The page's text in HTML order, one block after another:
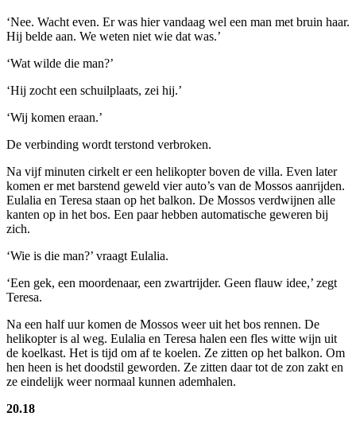
‘Nee. Wacht even. Er was hier vandaag wel een man met bruin haar.
Hij belde aan. We weten niet wie dat was.’
‘Wat wilde die man?’
‘Hij zocht een schuilplaats, zei hij.’
‘Wij komen eraan.’
De verbinding wordt terstond verbroken.
Na vijf minuten cirkelt er een helikopter boven de villa. Even later
komen er met barstend geweld vier auto’s van de Mossos aanrijden.
Eulalia en Teresa staan op het balkon. De Mossos verdwijnen alle
kanten op in het bos. Een paar hebben automatische geweren bij
zich.
‘Wie is die man?’ vraagt Eulalia.
‘Een gek, een moordenaar, een zwartrijder. Geen flauw idee,’ zegt
Teresa.
Na een half uur komen de Mossos weer uit het bos rennen. De
helikopter is al weg. Eulalia en Teresa halen een fles witte wijn uit
de koelkast. Het is tijd om af te koelen. Ze zitten op het balkon. Om
hen heen is het doodstil geworden. Ze zitten daar tot de zon zakt en
ze eindelijk weer normaal kunnen ademhalen.
20.18